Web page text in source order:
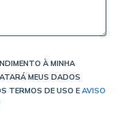
À MINHA
MEUS DADOS
TERMOS DE USO E AVISO